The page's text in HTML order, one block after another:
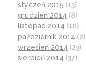
styczeń 2015 (13)
grudzień 2014 (8)
listopad 2014 (10)
październik 2014 (2)
wrzesień 2014 (23)
sierpień 2014 (37)